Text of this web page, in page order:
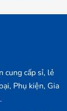
cung cấp sỉ, lẻ
Phụ kiện, Gia